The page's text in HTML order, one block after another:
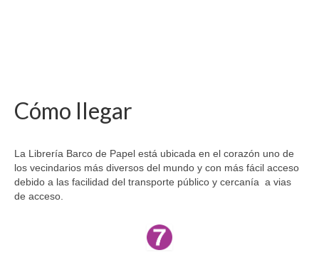
Cómo llegar
La Librería Barco de Papel está ubicada en el corazón uno de
los vecindarios más diversos del mundo y con más fácil acceso
debido a las facilidad del transporte público y cercanía a vias
de acceso.